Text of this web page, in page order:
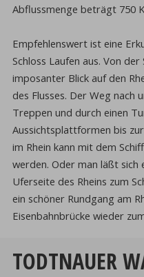
Abflussmenge beträgt 750
Empfehlenswert ist eine
Schloss Laufen aus. Von
imposanter Blick auf den
des Flusses. Der Weg nach
Treppen und durch einen
Aussichtsplattformen bis
im Rhein kann mit dem
werden. Oder man läßt sich
Uferseite des Rheins zum
ein schöner Rundgang am
Eisenbahnbrücke wieder
TODTNAUER